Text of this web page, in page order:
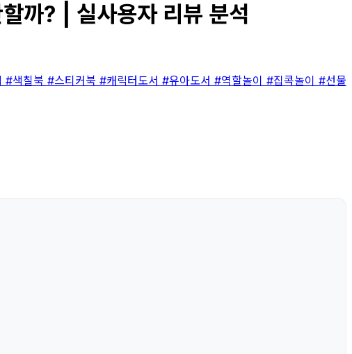
까? | 실사용자 리뷰 분석
#색칠북 #스티커북 #캐릭터도서 #유아도서 #역할놀이 #집콕놀이 #선물